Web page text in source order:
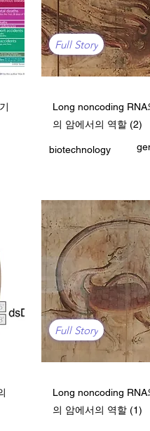
Full Story
Long noncoding
의 암에서의 역할 (2)
biotechnology
Full Story
Long noncoding
의 암에서의 역할 (1)